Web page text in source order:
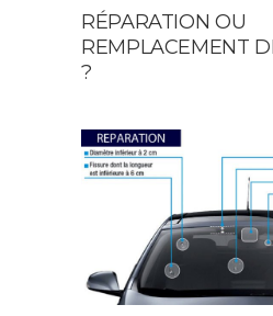
This
field
should
left
blank
RÉPARATION OU
REMPLACEMENT
?